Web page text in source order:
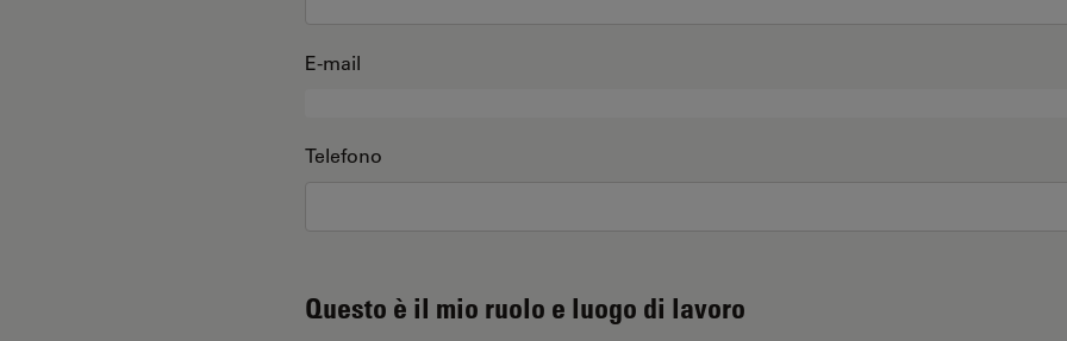
E-mail
Telefono
Questo è il mio ruolo e luogo di lavoro